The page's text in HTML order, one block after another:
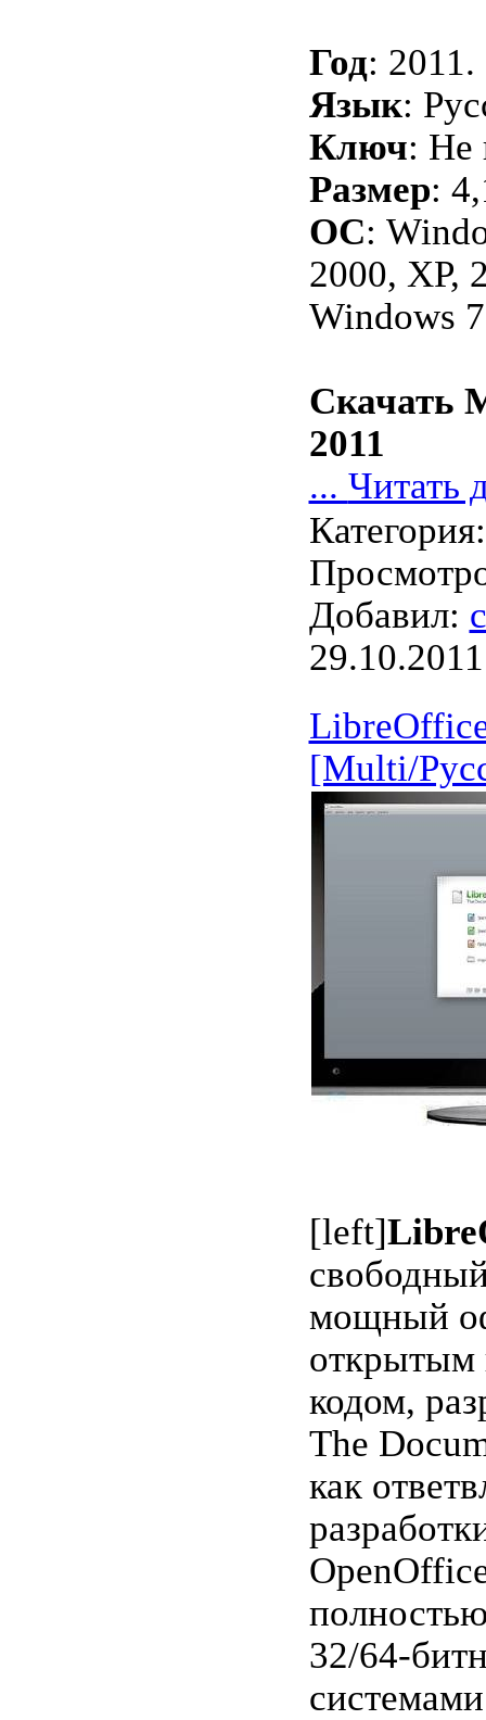
Год: 2011.
Язык:
Ключ: Не
Размер:
ОС:
2000, XP,
Windows
Скачать
2011
... Читать
Добавил:
29.10.2011
[Multi/
[left]
мощный
открытым
кодом,
The
как
32/64-